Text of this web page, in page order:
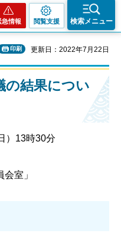
急情報 閲覧支援 検索メニュー
印刷 更新日：2022年7月22日
の結果につい
）13時30分
室」